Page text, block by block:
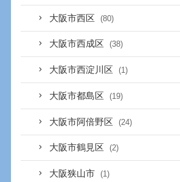
大阪市西区 (80)
大阪市西成区 (38)
大阪市西淀川区 (1)
大阪市都島区 (19)
大阪市阿倍野区 (24)
大阪市鶴見区 (2)
大阪狭山市 (1)